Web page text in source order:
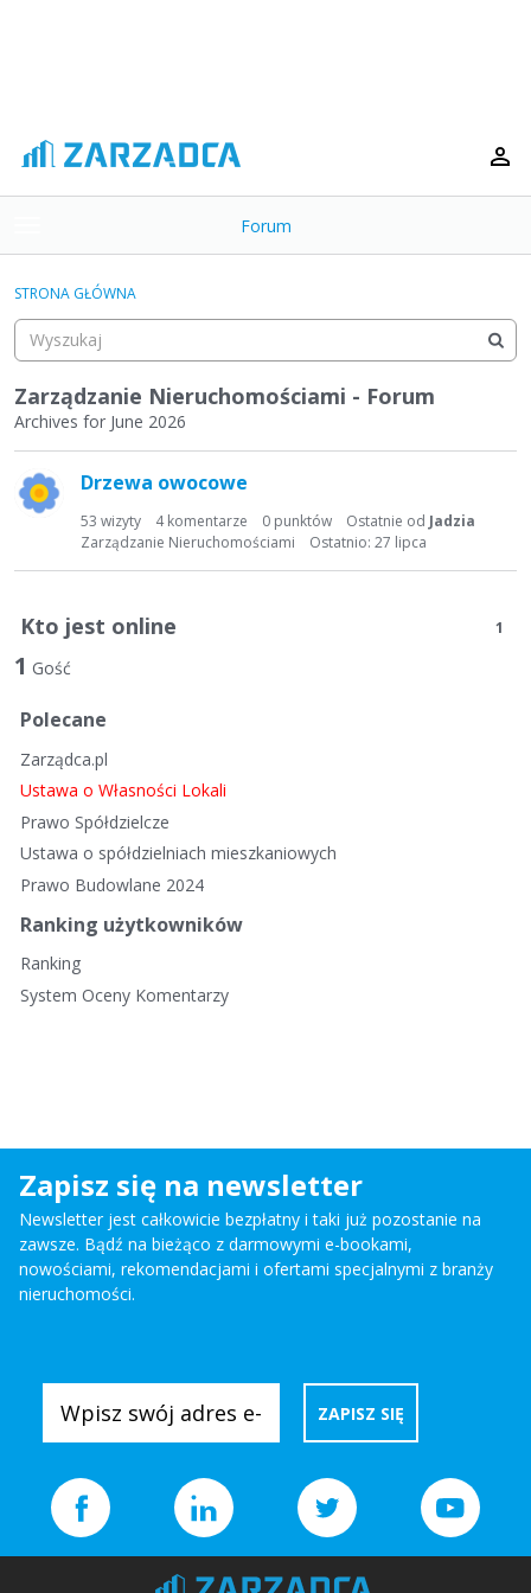
o
g
e
m
e
n
Forum
Kategorie
Dyskusje
Aktywność
STRONA GŁÓWNA
Zarządzanie Nieruchomościami - Forum
Archives for June 2026
s
a
y
k
s
y
n
a
Drzewa owocowe
53 wizyty 4komentarze 0 punktów Ostatnie od Jadzia
Ostatnio: 27 lipca
Zarządzanie Nieruchomościami
Kto jest online 1
1 Gość
Polecane
Zarządca.pl
Ustawa o Własności Lokali
Prawo Spółdzielcze
Ustawa o spółdzielniach mieszkaniowych
Prawo Budowlane 2024
Ranking użytkowników
Ranking
System Oceny Komentarzy
Zapisz się na newsletter
Newsletter jest całkowicie bezpłatny i taki już pozostanie na
zawsze. Bądź na bieżąco z darmowymi e-bookami,
nowościami, rekomendacjami i ofertami specjalnymi z branży
nieruchomości.